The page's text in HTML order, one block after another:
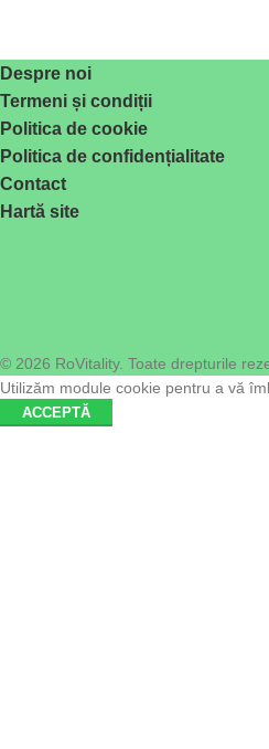
Despre noi
Termeni și condiții
Politica de cookie
Politica de confidențialitate
Contact
Hartă site
© 2026 RoVitality. Toate drepturile
Utilizăm module cookie pentru a vă
ACCEPTĂ